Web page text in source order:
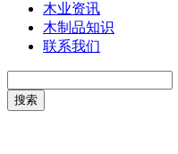
木业资讯
木制品知识
联系我们